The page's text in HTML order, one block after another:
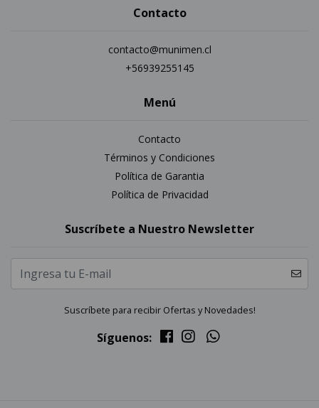
Contacto
contacto@munimen.cl
+56939255145
Menú
Contacto
Términos y Condiciones
Política de Garantia
Política de Privacidad
Suscríbete a Nuestro Newsletter
Suscríbete para recibir Ofertas y Novedades!
Síguenos: